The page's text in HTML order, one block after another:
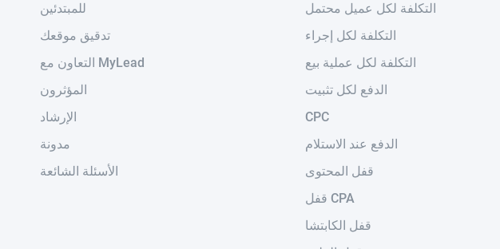
للمبتدئين
تدقيق موقعك
التعاون مع MyLead
المؤثرون
الإرشاد
مدونة
الأسئلة الشائعة
التكلفة لكل عميل محتمل
التكلفة لكل إجراء
التكلفة لكل عملية بيع
الدفع لكل تثبيت
CPC
الدفع عند الاستلام
قفل المحتوى
قفل CPA
قفل الكابتشا